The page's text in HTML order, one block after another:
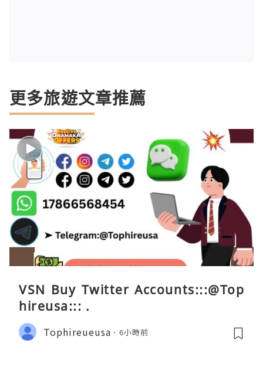
更多旅遊文章推薦
VSN Buy Twitter Accounts:::@Top
hireusa::: .
Tophireueusa 6小時前